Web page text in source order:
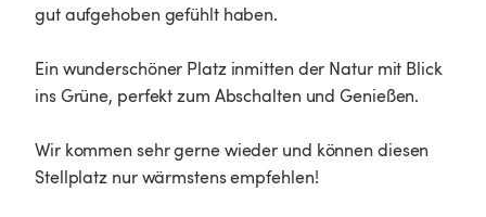
gut aufgehoben gefühlt haben.
Ein wunderschöner Platz inmitten der Natur mit Blick
ins Grüne, perfekt zum Abschalten und Genießen.
Wir kommen sehr gerne wieder und können diesen
Stellplatz nur wärmstens empfehlen!